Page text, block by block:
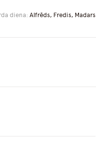
diena: Alfrēds, Fredis, Madars